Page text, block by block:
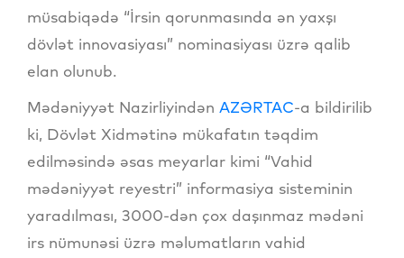
müsabiqədə “İrsin qorunmasında ən yaxşı
dövlət innovasiyası” nominasiyası üzrə qalib
elan olunub.
Mədəniyyət Nazirliyindən AZƏRTAC-a bildirilib
ki, Dövlət Xidmətinə mükafatın təqdim
edilməsində əsas meyarlar kimi “Vahid
mədəniyyət reyestri” informasiya sisteminin
yaradılması, 3000-dən çox daşınmaz mədəni
irs nümunəsi üzrə məlumatların vahid